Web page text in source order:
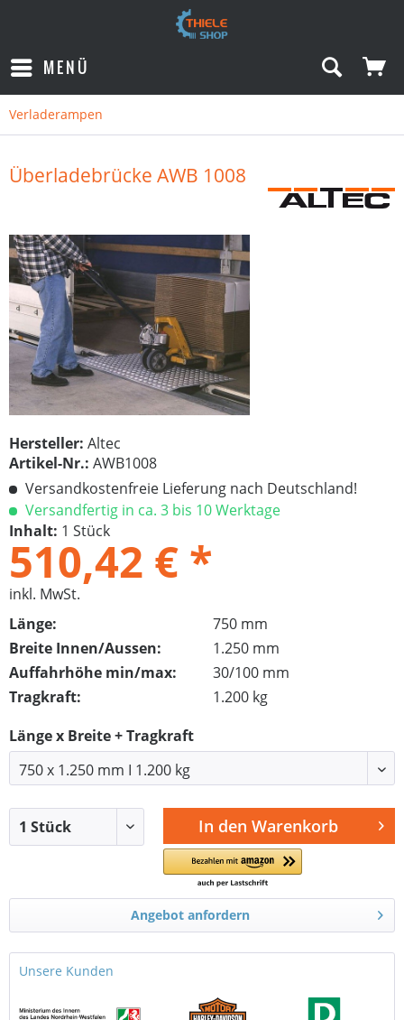
MENÜ
Verladerampen
Überladebrücke AWB 1008
Hersteller: Altec
Artikel-Nr.: AWB1008
Versandkostenfreie Lieferung nach Deutschland!
Versandfertig in ca. 3 bis 10 Werktage
Inhalt: 1 Stück
510,42 € *
inkl. MwSt.
Länge:
750 mm
Breite Innen/Aussen:
1.250 mm
Auffahrhöhe min/max:
30/100 mm
Tragkraft:
1.200 kg
Länge x Breite + Tragkraft
In den Warenkorb
Angebot anfordern
Unsere Kunden